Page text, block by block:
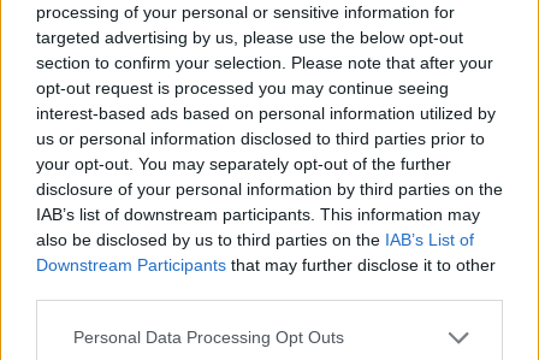
processing of your personal or sensitive information for
targeted advertising by us, please use the below opt-out
section to confirm your selection. Please note that after your
opt-out request is processed you may continue seeing
interest-based ads based on personal information utilized by
us or personal information disclosed to third parties prior to
your opt-out. You may separately opt-out of the further
disclosure of your personal information by third parties on the
IAB’s list of downstream participants. This information may
also be disclosed by us to third parties on the IAB’s List of
Downstream Participants that may further disclose it to other
Please note that this website/app uses one or more Google
Personal Data Processing Opt Outs
ΔΙΑΒΑΣΤΕ ΕΠΙΣΗΣ
Κόσμος 12.09.2024 07:44
Προσωπικό του ΟΗΕ σκοτώθηκε σε
αεροπορικούς βομβαρδισμούς του
Ισραήλ - Συνολικά 18 οι νεκροί
Τι αναφέρει ο Ισραηλινός υπουργός
Ενέργειας